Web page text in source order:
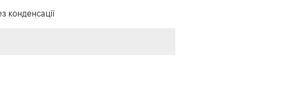
конденсації